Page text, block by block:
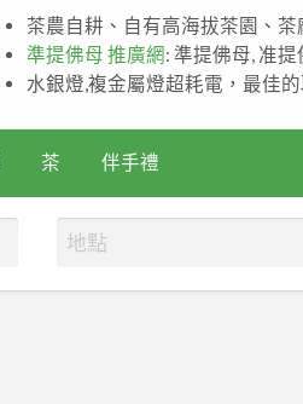
茶農自耕、自有高海拔茶園、茶
準提佛母 推廣網: 準提佛母, 准
水銀燈,複金屬燈超耗電，最佳
茶 伴手禮